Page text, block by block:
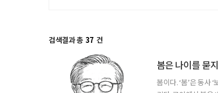
검색결과 총 37 건
봄은 나이를 묻
봄이다. ‘봄’은 동사